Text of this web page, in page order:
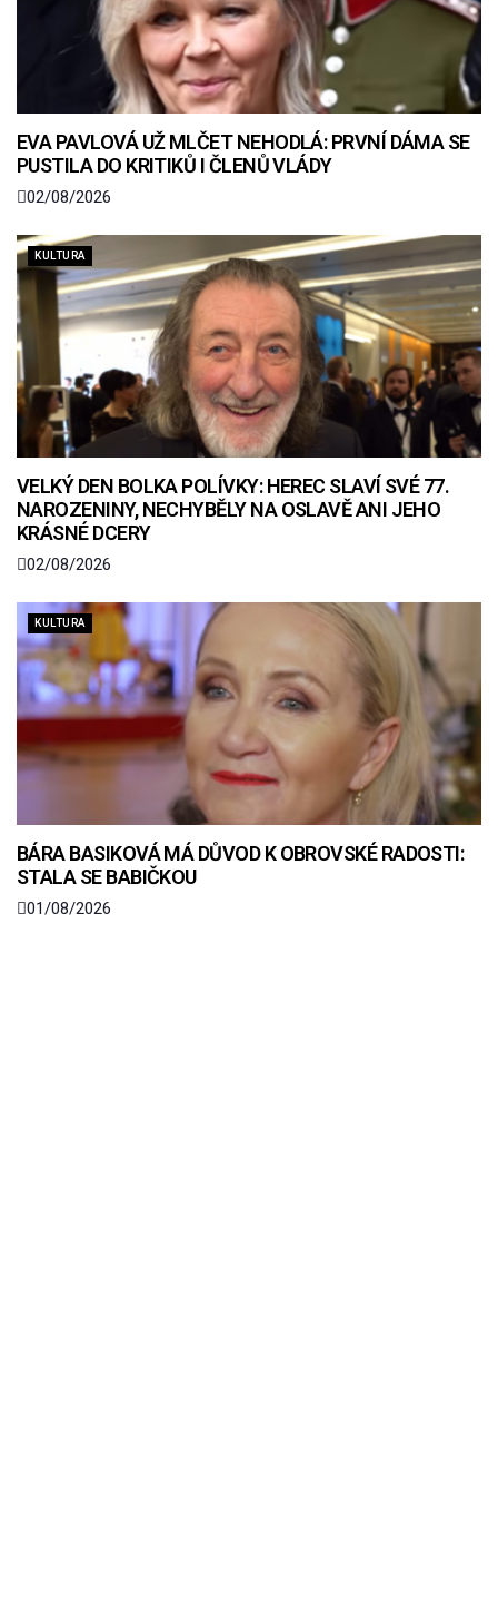
EVA PAVLOVÁ UŽ MLČET NEHODLÁ: PRVNÍ DÁMA SE
PUSTILA DO KRITIKŮ I ČLENŮ VLÁDY
02/08/2026
KULTURA
VELKÝ DEN BOLKA POLÍVKY: HEREC SLAVÍ SVÉ 77.
NAROZENINY, NECHYBĚLY NA OSLAVĚ ANI JEHO
KRÁSNÉ DCERY
02/08/2026
KULTURA
BÁRA BASIKOVÁ MÁ DŮVOD K OBROVSKÉ RADOSTI:
STALA SE BABIČKOU
01/08/2026